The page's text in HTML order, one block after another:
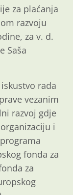
za plaćanja
razvoju
za v. d.
Saša
rada
vezanim
razvoj gdje
i
fonda za
za